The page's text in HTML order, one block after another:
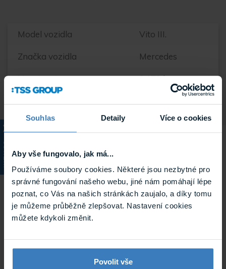
Souhlas Detaily Více o cookies
Aby vše fungovalo, jak má...
Používáme soubory cookies. Některé jsou nezbytné pro
správné fungování našeho webu, jiné nám pomáhají lépe
poznat, co Vás na našich stránkách zaujalo, a díky tomu
je můžeme průběžně zlepšovat. Nastavení cookies
můžete kdykoli změnit.
Povolit vše
KATALOG
Model vozidla Vito III.
Značka vozidla Mercedes
Hmotnost 0.172 kg
Související